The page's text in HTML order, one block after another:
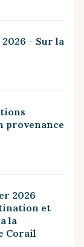
- Sur la
provenance
2026
et
la
Corail